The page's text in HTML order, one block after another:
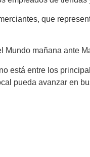
que
Mundo mañana ante
está entre los
pueda avanzar en